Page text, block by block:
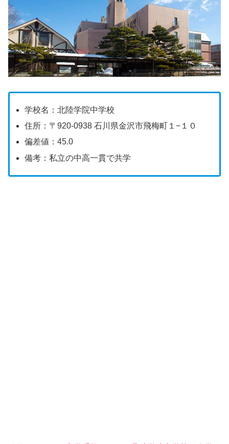
学校名：北陸学院中学校
住所：〒920-0938 石川県金沢市飛梅町１−１０
偏差値：45.0
備考：私立の中高一貫で共学